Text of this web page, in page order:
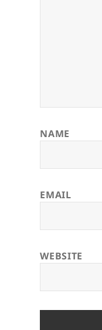
NAME
EMAIL
WEBSITE